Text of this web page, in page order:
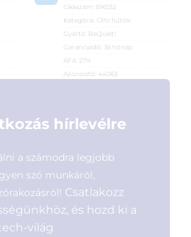
Cikkszám: BK032
Kategória: CPU hűtők
Gyártó: BeQuiet!
Garanciaidő:
36 hónap
ÁFA:
27%
Azonosító: 44063
hírlevélre
a számodra legjobb
szó munkáról,
Csatlakozz
és hozd ki a
világ